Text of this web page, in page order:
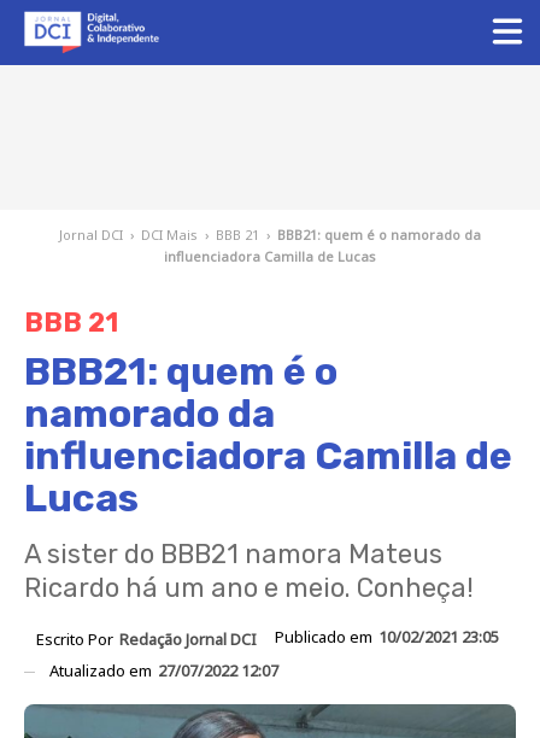
Jornal DCI › DCI Mais › BBB 21 › BBB21: quem é o namorado da
influenciadora Camilla de Lucas
BBB 21
BBB21: quem é o
namorado da
influenciadora Camilla de
Lucas
A sister do BBB21 namora Mateus
Ricardo há um ano e meio. Conheça!
Escrito Por Redação Jornal DCI Publicado em 10/02/2021 23:05
Atualizado em 27/07/2022 12:07